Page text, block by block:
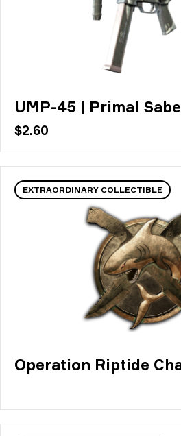
UMP-45 | Primal
$2.60
EXTRAORDINARY COLLECTIBLE
Operation Riptide